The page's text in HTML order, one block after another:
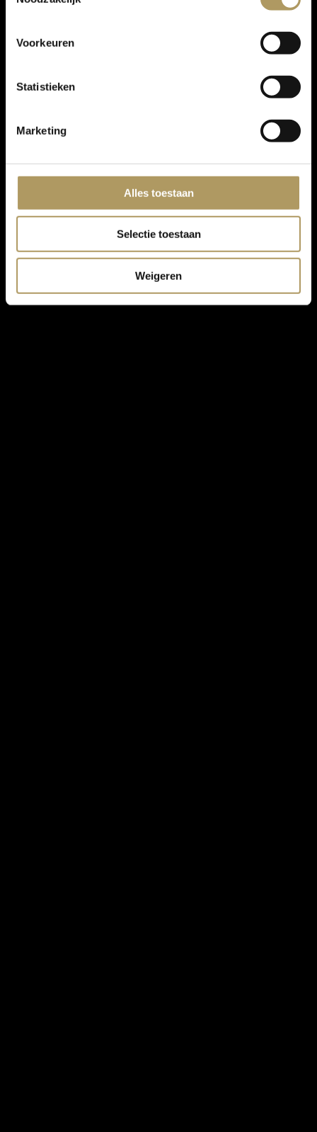
Voorkeuren
Statistieken
Marketing
Alles toestaan
Selectie toestaan
Weigeren